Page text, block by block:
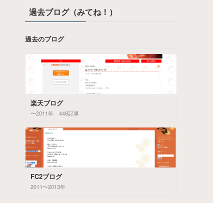
過去ブログ（みてね！）
過去のブログ
楽天ブログ
〜2011年 448記事
FC2ブログ
2011〜2013年